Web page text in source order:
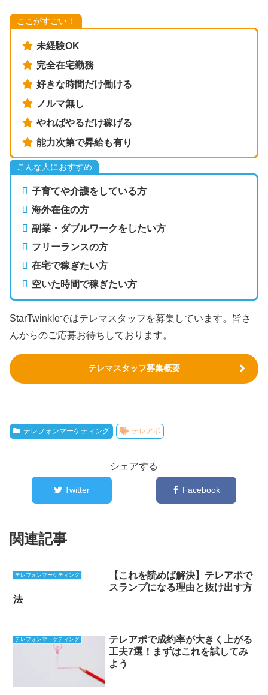
ここがすごい！
未経験OK
完全在宅勤務
好きな時間だけ働ける
ノルマ無し
やればやるだけ稼げる
能力次第で昇給も有り
こんな人におすすめ
子育てや介護をしている方
海外在住の方
副業・ダブルワークをしたい方
フリーランスの方
在宅で稼ぎたい方
空いた時間で稼ぎたい方
StarTwinkleではテレマスタッフを募集しています。皆さ
んからのご応募お待ちしております。
テレマスタッフ募集概要
テレフォンマーケティング テレアポ
シェアする
Twitter Facebook
関連記事
テレフォンマーケティング
【これを読めば解決】テレアポで
スランプになる理由と抜け出す方
法
テレフォンマーケティング
テレアポで成約率が大きく上がる
工夫7選！まずはこれを試してみ
よう